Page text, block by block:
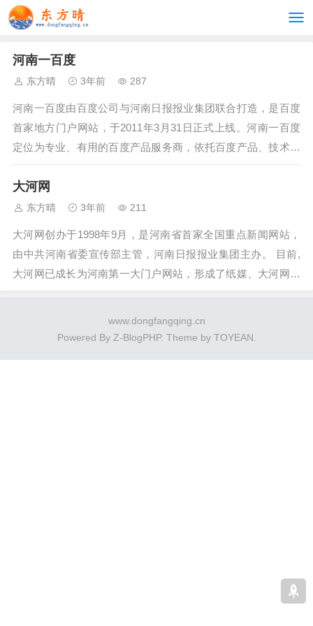
河南一百度
东方晴 3年前 287
河南一百度由百度公司与河南日报报业集团联合打造，是百度
首家地方门户网站，于2011年3月31日正式上线。河南一百度
定位为专业、有用的百度产品服务商，依托百度产品、技术和
服务优势，承接百度舆情、百度贴吧...
大河网
东方晴 3年前 211
大河网创办于1998年9月，是河南省首家全国重点新闻网站，
由中共河南省委宣传部主管，河南日报报业集团主办。 目前,
大河网已成长为河南第一大门户网站，形成了纸媒、大河网、
www.dongfangqing.cn
Powered By Z-BlogPHP. Theme by TOYEAN